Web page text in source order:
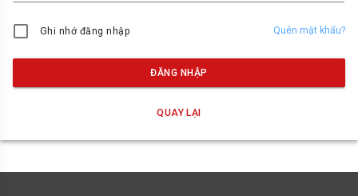
Ghi nhớ đăng nhập Quên mật khẩu?
ĐĂNG NHẬP
QUAY LẠI